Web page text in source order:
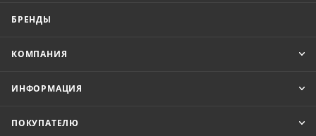
БРЕНДЫ
КОМПАНИЯ
ИНФОРМАЦИЯ
ПОКУПАТЕЛЮ